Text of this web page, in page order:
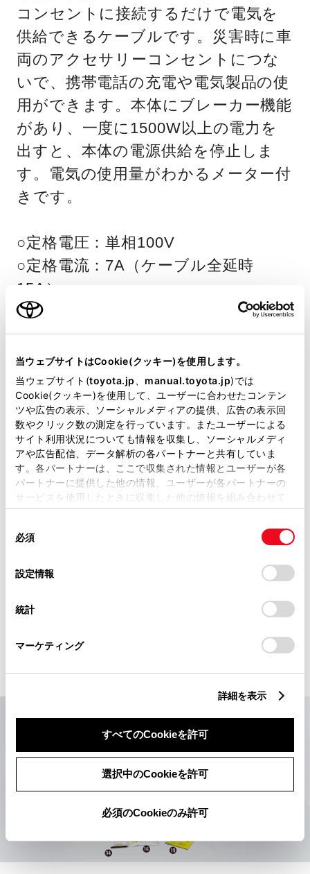
当ウェブサイトはCookie(クッキー)を使用します。
当ウェブサイト(toyota.jp manual.toyota.jp)では
Cookie(クッキー)を使用して、ユーザーに合わせたコンテン
ツや広告の表示、ソーシャルメディアの提供、広告の表示回
数やクリック数の測定を行っています。またユーザーによる
サイト利用状況についても情報を収集し、ソーシャルメディ
アや広告配信、データ解析の各パートナーと共有していま
す。各パートナーは、ここで収集された情報とユーザーが各
パートナーに提供した他の情報、ユーザーが各パートナーの
サービスを使用したときに収集した他の情報を組み合わせて
使用することがあります。当ウェブサイトの使用を続行する
デバイスにすべてのCookie(クッキー)が保存されることに同
意したことになります。Cookie(クッキー)のオプトアウト、
設定の変更、同意を撤回したりするにあたっては、当社の
「Cookie（クッキー）情報の取り扱いについて
」をご覧くだ
必須
設定情報
統計
マーケティング
詳細を表示
すべてのCookieを許可
選択中のCookieを許可
必須のCookieのみ許可
コンセントに接続するだけで電気を
供給できるケーブルです。災害時に車
両のアクセサリーコンセントにつな
いで、携帯電話の充電や電気製品の使
用ができます。本体にブレーカー機能
があり、一度に1500W以上の電力を
出すと、本体の電源供給を停止しま
す。電気の使用量がわかるメーター付
きです。
○定格電圧：単相100V
○定格電流：7A（ケーブル全延時
15A）
○コンセント形状：平行型
○電線仕様：SVCTF 2.0mm2×2芯
×10m
○出力設定：100Wまたは1500W（切
替式）
○Type-A USB出力：DC5V 3A
○Type-C USB出力：最大20W
○基本性能：100Vコンセント×2、
USBポート（Type-A/Type-C）、使用
復帰ボタン
保証